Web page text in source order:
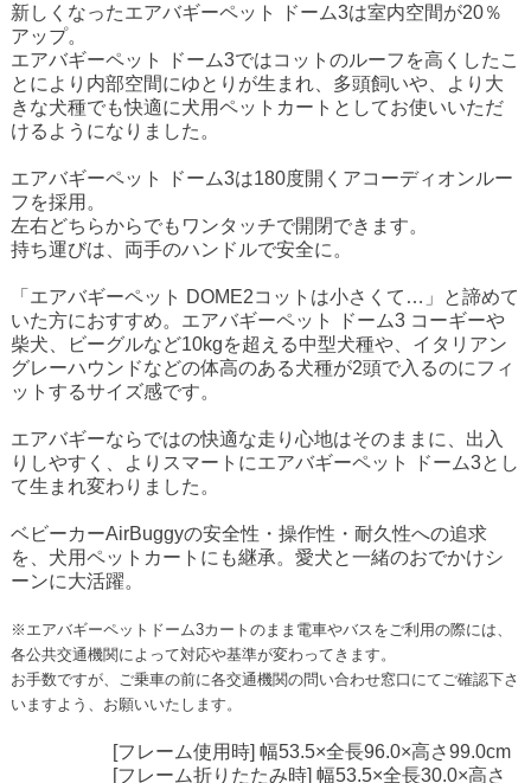
新しくなったエアバギーペット ドーム3は室内空間が20％
アップ。
エアバギーペット ドーム3ではコットのルーフを高くしたこ
とにより内部空間にゆとりが生まれ、多頭飼いや、より大
きな犬種でも快適に犬用ペットカート としてお使いいただ
けるようになりました。
エアバギーペット ドーム3は180度開くアコーディオンルー
フを採用。
左右どちらからでもワンタッチで開閉できます。
持ち運びは、両手のハンドルで安全に。
「エアバギーペット DOME2コットは小さくて…」と諦めて
いた方におすすめ。エアバギーペット ドーム3 コーギーや
柴犬
ビーグルなど10kgを超える中型犬種や、 イタリアン
グレーハウンドなどの体高のある犬種が2頭で入るのにフィ
ットするサイズ感です。
エアバギーならではの快適な走り心地はそのままに、出入
りしやすく、よりスマートにエアバギーペット ドーム3とし
て生まれ変わりました。
ベビーカーAirBuggyの安全性・操作性・耐久性への追求
を、犬用ペットカートにも継承。愛犬と一緒のおでかけシ
ーンに大活躍。
※エアバギーペットドーム3カートのまま電車やバスをご利用の際には、
各公共交通機関によって対応や基準が変わってきます。
お手数ですが、ご乗車の前に各交通機関の問い合わせ窓口にてご確認下さ
いますよう、お願いいたします。
[フレーム使用時] 幅53.5×全長96.0×高さ99.0cm
[フレーム折りたたみ時] 幅53.5×全長30.0×高さ